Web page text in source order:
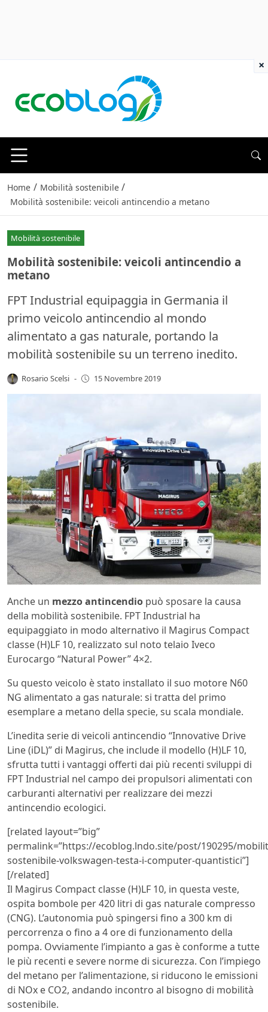
Home / Mobilità sostenibile /
Mobilità sostenibile: veicoli antincendio a metano
Mobilità sostenibile
Mobilità sostenibile: veicoli antincendio a
metano
FPT Industrial equipaggia in Germania il
primo veicolo antincendio al mondo
alimentato a gas naturale, portando la
mobilità sostenibile su un terreno inedito.
Rosario Scelsi - 15 Novembre 2019
Anche un mezzo antincendio può sposare la causa
della mobilità sostenibile. FPT Industrial ha
equipaggiato in modo alternativo il Magirus Compact
classe (H)LF 10, realizzato sul noto telaio Iveco
Eurocargo “Natural Power” 4×2.
Su questo veicolo è stato installato il suo motore N60
NG alimentato a gas naturale: si tratta del primo
esemplare a metano della specie, su scala mondiale.
L’inedita serie di veicoli antincendio “Innovative Drive
Line (iDL)” di Magirus, che include il modello (H)LF 10,
sfrutta tutti i vantaggi offerti dai più recenti sviluppi di
FPT Industrial nel campo dei propulsori alimentati con
carburanti alternativi per realizzare dei mezzi
antincendio ecologici.
[related layout=”big”
permalink=”https://ecoblog.lndo.site/post/190295/
sostenibile-volkswagen-testa-i-computer-quantistici”]
[/related]
Il Magirus Compact classe (H)LF 10, in questa veste,
ospita bombole per 420 litri di gas naturale compresso
(CNG). L’autonomia può spingersi fino a 300 km di
percorrenza o fino a 4 ore di funzionamento della
pompa. Ovviamente l’impianto a gas è conforme a tutte
le più recenti e severe norme di sicurezza. Con l’impiego
del metano per l’alimentazione, si riducono le emissioni
di NOx e CO2, andando incontro al bisogno di mobilità
sostenibile.
×